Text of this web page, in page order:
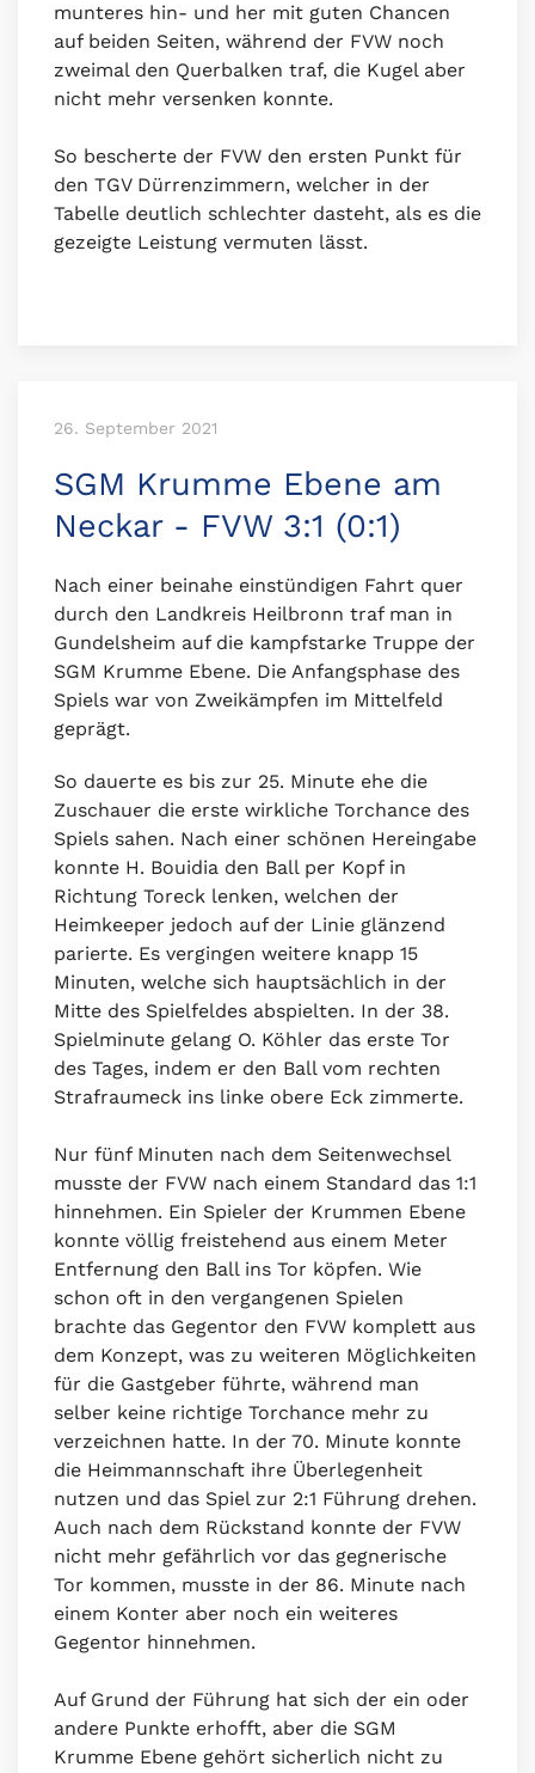
munteres hin- und her mit guten Chancen
auf beiden Seiten, während der FVW noch
zweimal den Querbalken traf, die Kugel aber
nicht mehr versenken konnte.
So bescherte der FVW den ersten Punkt für
den TGV Dürrenzimmern, welcher in der
Tabelle deutlich schlechter dasteht, als es die
gezeigte Leistung vermuten lässt.
26. September 2021
SGM Krumme Ebene am
Neckar - FVW 3:1 (0:1)
Nach einer beinahe einstündigen Fahrt quer
durch den Landkreis Heilbronn traf man in
Gundelsheim auf die kampfstarke Truppe der
SGM Krumme Ebene. Die Anfangsphase des
Spiels war von Zweikämpfen im Mittelfeld
geprägt.
So dauerte es bis zur 25. Minute ehe die
Zuschauer die erste wirkliche Torchance des
Spiels sahen. Nach einer schönen Hereingabe
konnte H. Bouidia den Ball per Kopf in
Richtung Toreck lenken, welchen der
Heimkeeper jedoch auf der Linie glänzend
parierte. Es vergingen weitere knapp 15
Minuten, welche sich hauptsächlich in der
Mitte des Spielfeldes abspielten. In der 38.
Spielminute gelang O. Köhler das erste Tor
des Tages, indem er den Ball vom rechten
Strafraumeck ins linke obere Eck zimmerte.
Nur fünf Minuten nach dem Seitenwechsel
musste der FVW nach einem Standard das 1:1
hinnehmen. Ein Spieler der Krummen Ebene
konnte völlig freistehend aus einem Meter
Entfernung den Ball ins Tor köpfen. Wie
schon oft in den vergangenen Spielen
brachte das Gegentor den FVW komplett aus
dem Konzept, was zu weiteren Möglichkeiten
für die Gastgeber führte, während man
selber keine richtige Torchance mehr zu
verzeichnen hatte. In der 70. Minute konnte
die Heimmannschaft ihre Überlegenheit
nutzen und das Spiel zur 2:1 Führung drehen.
Auch nach dem Rückstand konnte der FVW
nicht mehr gefährlich vor das gegnerische
Tor kommen, musste in der 86. Minute nach
einem Konter aber noch ein weiteres
Gegentor hinnehmen.
Auf Grund der Führung hat sich der ein oder
andere Punkte erhofft, aber die SGM
Krumme Ebene gehört sicherlich nicht zu